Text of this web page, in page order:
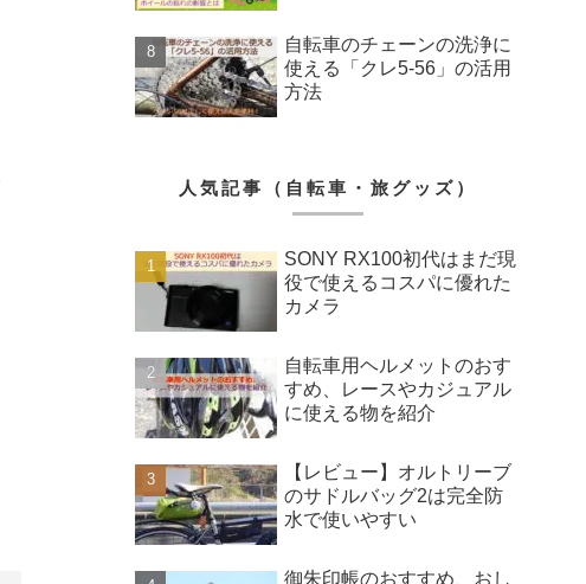
自転車のチェーンの洗浄に
使える「クレ5-56」の活用
方法
人気記事（自転車・旅グッズ）
SONY RX100初代はまだ現
役で使えるコスパに優れた
カメラ
自転車用ヘルメットのおす
すめ、レースやカジュアル
に使える物を紹介
【レビュー】オルトリーブ
のサドルバッグ2は完全防
水で使いやすい
御朱印帳のおすすめ、おし